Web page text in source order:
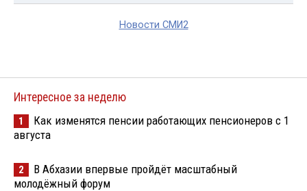
Новости СМИ2
Интересное за неделю
1
Как изменятся пенсии работающих пенсионеров с 1
августа
2
В Абхазии впервые пройдёт масштабный
молодёжный форум